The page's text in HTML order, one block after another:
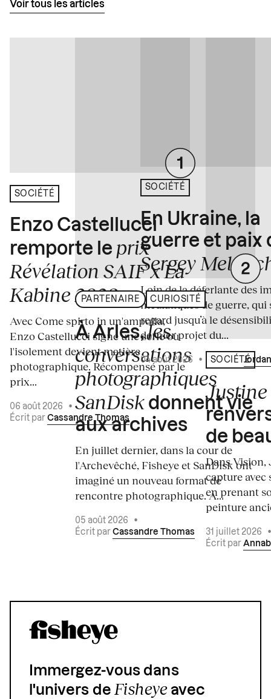
Voir tous les articles
SOCIÉTÉ
Enzo Castellucci
remporte le prix
Révélation SAIF x La
Kabine 2026
Avec Come spirto in un'ampolla,
Enzo Castellucci signe une série où
l'isolement devient matière
photographique. Récompensé par le
prix...
06 août 2026
•
Écrit par Cassandre Thomas
PARTENAIRE CURIOSITÉ
À Arles,les
conversations
photographiques
SanDisk donnent vie
aux archives
En juillet dernier, dans la cour de
l'Archevêché, Fisheye et SanDisk ont
imaginé un nouveau format de
rencontre photographique. À...
05 août 2026
•
Écrit par Cassandre Thomas
SOCIÉTÉ
En Ukraine, la
guerre et paix
Sergey
Loin de la déferlante des
médiatiques de guerre, qui
regard jusqu’à le
dernier projet du...
04 août 2026 • Écrit par
SOCIÉTÉ
de
Dans
capture avec
en prenant
peinture
31 juillet 2026
Écrit par
Immergez-vous dans
l'univers de Fisheyeavec